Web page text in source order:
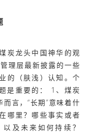
炭龙头中国神华的观
理层最新披露的一些
的（肤浅）认知。个
是重要的： 1、煤炭
言，“长期”意味着什
哪里？哪些事实或者
及未来如何持续？